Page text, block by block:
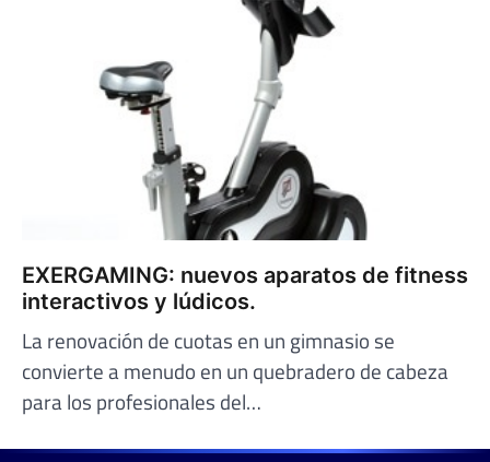
EXERGAMING: nuevos aparatos de fitness
interactivos y lúdicos.
La renovación de cuotas en un gimnasio se
convierte a menudo en un quebradero de cabeza
para los profesionales del…